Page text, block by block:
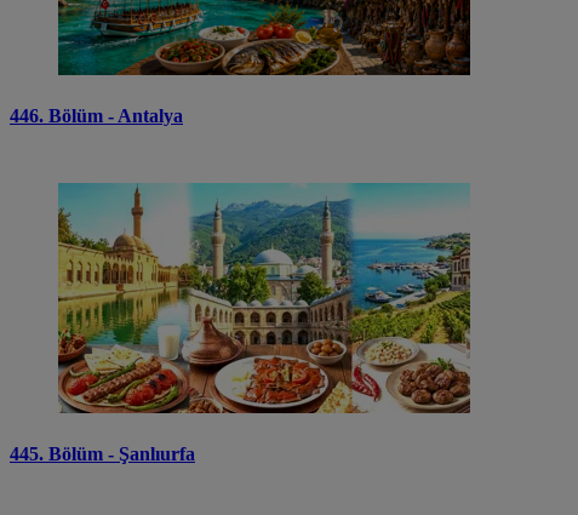
446. Bölüm - Antalya
445. Bölüm - Şanlıurfa